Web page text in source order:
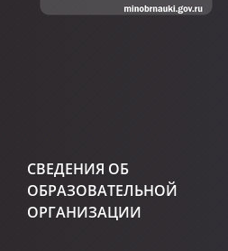
СВЕДЕНИЯ ОБ
ОБРАЗОВАТЕЛЬНОЙ
ОРГАНИЗАЦИИ